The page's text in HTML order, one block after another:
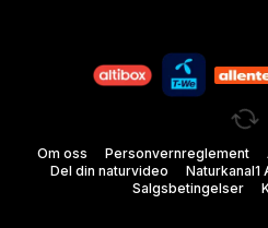
Om oss Personvernreglement
Del din naturvideo
Naturkanal1
Salgsbetingelser